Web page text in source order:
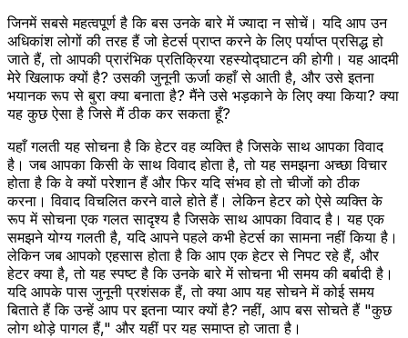
जिनमें सबसे महत्वपूर्ण है कि बस उनके बारे में ज्यादा न सोचें। यदि आप उन
अधिकांश लोगों की तरह हैं जो हेटर्स प्राप्त करने के लिए पर्याप्त प्रसिद्ध हो
जाते हैं, तो आपकी प्रारंभिक प्रतिक्रिया रहस्योद्घाटन की होगी। यह आदमी
मेरे खिलाफ क्यों है? उसकी जुनूनी ऊर्जा कहाँ से आती है, और उसे इतना
भयानक रूप से बुरा क्या बनाता है? मैंने उसे भड़काने के लिए क्या किया? क्या
यह कुछ ऐसा है जिसे मैं ठीक कर सकता हूँ?
यहाँ गलती यह सोचना है कि हेटर वह व्यक्ति है जिसके साथ आपका विवाद
है। जब आपका किसी के साथ विवाद होता है, तो यह समझना अच्छा विचार
होता है कि वे क्यों परेशान हैं और फिर यदि संभव हो तो चीजों को ठीक
करना। विवाद विचलित करने वाले होते हैं। लेकिन हेटर को ऐसे व्यक्ति के
रूप में सोचना एक गलत सादृश्य है जिसके साथ आपका विवाद है। यह एक
समझने योग्य गलती है, यदि आपने पहले कभी हेटर्स का सामना नहीं किया है।
लेकिन जब आपको एहसास होता है कि आप एक हेटर से निपट रहे हैं, और
हेटर क्या है, तो यह स्पष्ट है कि उनके बारे में सोचना भी समय की बर्बादी है।
यदि आपके पास जुनूनी प्रशंसक हैं, तो क्या आप यह सोचने में कोई समय
बिताते हैं कि उन्हें आप पर इतना प्यार क्यों है? नहीं, आप बस सोचते हैं "कुछ
लोग थोड़े पागल हैं," और यहीं पर यह समाप्त हो जाता है।